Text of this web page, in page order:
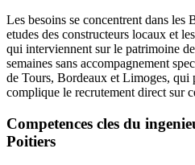
Les besoins se concentrent dans les
etudes des constructeurs locaux et
qui interviennent sur le patrimoine
semaines sans accompagnement
de Tours, Bordeaux et Limoges, qui
complique le recrutement direct sur
Competences cles du
Poitiers